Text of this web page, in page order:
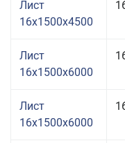
Лист
16x1500x4500
Лист
16x1500x6000
Лист
16x1500x6000